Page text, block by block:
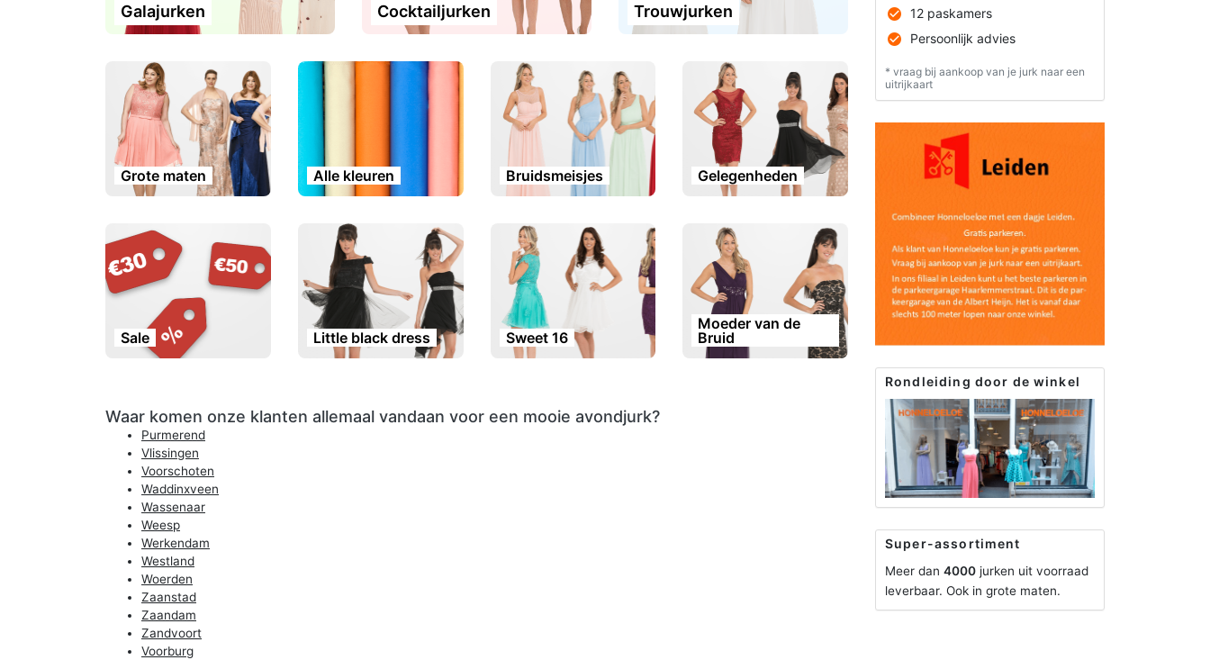
Galajurken Cocktailjurken Trouwjurken
Grote maten Alle kleuren Bruidsmeisjes Gelegenheden
Sale Little black dress Sweet 16
Moeder van de
Bruid
Waar komen onze klanten allemaal vandaan voor een mooie avondjurk?
Purmerend
Vlissingen
Voorschoten
Waddinxveen
Wassenaar
Weesp
Werkendam
Westland
Woerden
Zaanstad
Zaandam
Zandvoort
Voorburg
12 paskamers
Persoonlijk advies
* vraag bij aankoop van je jurk naar een
uitrijkaart
Rondleiding door de winkel
Super-assortiment
Meer dan 4000 jurken uit voorraad
leverbaar. Ook in grote maten.